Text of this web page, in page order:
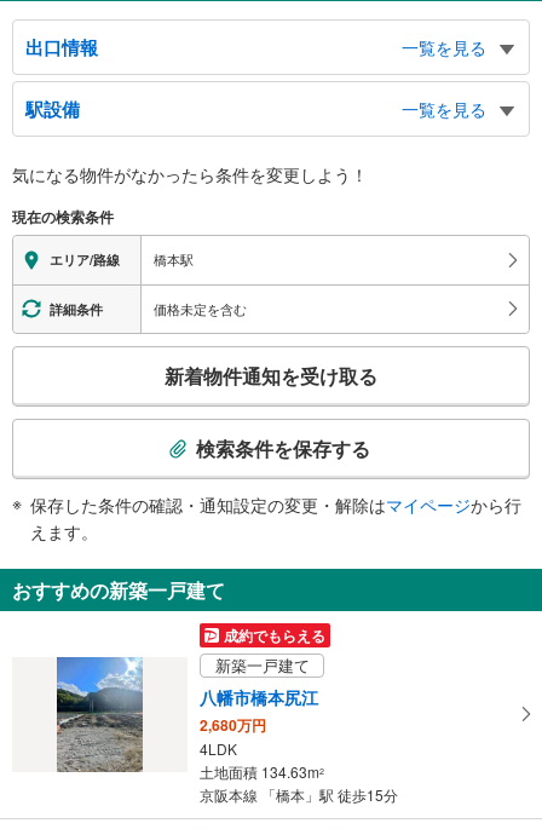
出口情報
一覧を見る
北口（ＪＲ）
橋本３～７丁目・東橋本方面、町田市小山町方面、シティプラザはしもと、杜
のホールはしもと、橋本図書館、バスのりば、タクシーのりば
南口（ＪＲ）
区役所、アートラボはしもと、アリオ橋本、相模原北警察署、サン・エールさ
がみはら、バスのりば、タクシーのりば
北口
ＪＲ橋本駅（横浜線・相模線）、東橋本方面、橋本３～７丁目方面、町田市小
山町方面、バスのりば、タクシーのりば
南口
西橋本・橋本１・２丁目方面、小山１～４丁目方面、大山町方面、バスのり
ば、タクシーのりば、アートラボはしもと、アリオ橋本、相模原北警察署、サ
ン・エールさがみはら、緑区合同庁舎
駅設備
一覧を見る
※段差なしでの移動経路
【ＪＲ東日本】：○
【京王電鉄】：○
エレベータ
【ＪＲ】
・各ホーム⇔改札
【京王電鉄】
・改札⇔北口
【ＪＲ】
・各ホーム⇔改札
【京王電鉄】
・ホーム⇔改札
【ＪＲ】【京王電鉄】
・改札⇔北口
トイレ
【ＪＲ】
《多機能トイレ》
・改札内
【京王電鉄】
気になる物件がなかったら条件を変更しよう！
現在の検索条件
エリア/路線 橋本駅
詳細条件 価格未定を含む
検
知
を
新着物件通知を受け取る
検索条件を保存する
保存した条件の確認・通知設定の変更・解除はマイページから行
えます。
おすすめの新築一戸建て
成約でもらえる
新築一戸建て
八幡市橋本尻江
2,680万円
4LDK
土地面積 134.63m2
京阪本線 「橋本」駅 徒歩15分